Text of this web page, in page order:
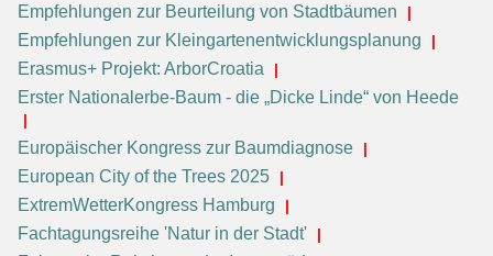
Empfehlungen zur Beurteilung von Stadtbäumen
Empfehlungen zur Kleingartenentwicklungsplanung
Erasmus+ Projekt: ArborCroatia
Erster Nationalerbe-Baum - die „Dicke Linde“ von Heede
Europäischer Kongress zur Baumdiagnose
European City of the Trees 2025
ExtremWetterKongress Hamburg
Fachtagungsreihe 'Natur in der Stadt'